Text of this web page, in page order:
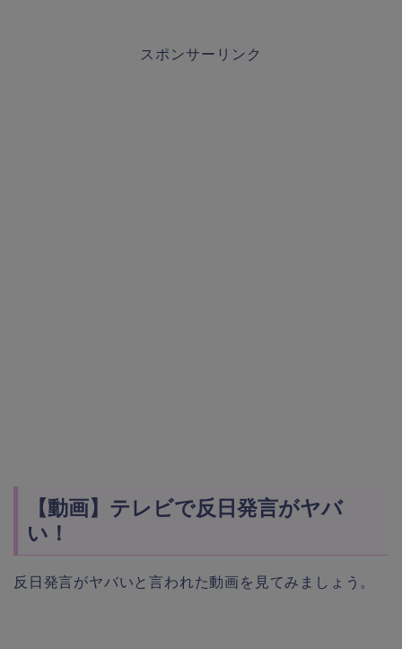
スポンサーリンク
【動画】テレビで反日発言がヤバ
い！
反日発言がヤバいと言われた動画を見てみましょう。